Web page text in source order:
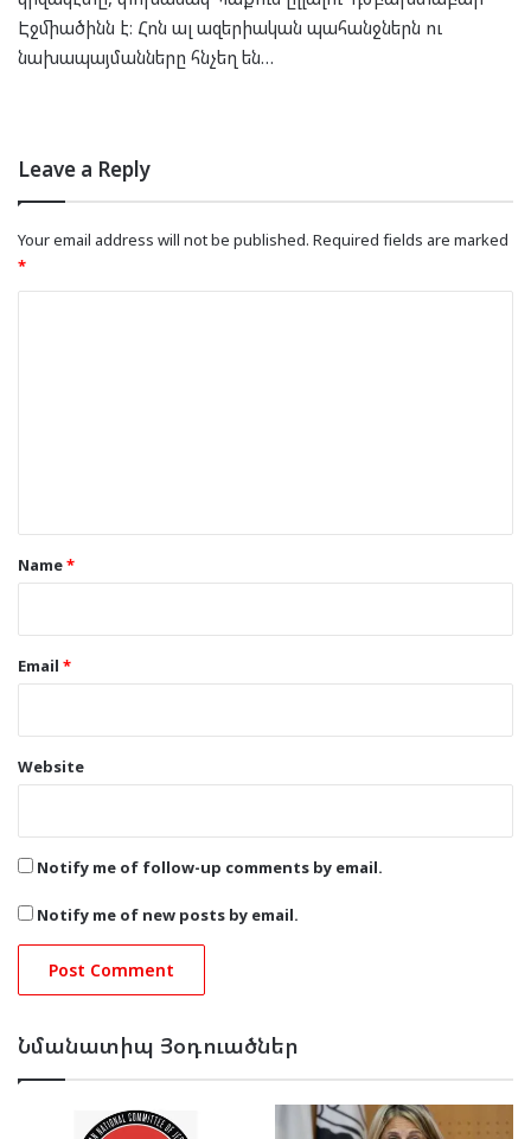
Էջմիածինն է։ Հոն ալ ազերիական պահանջներն ու
նախապայմանները հնչեղ են…
Leave a Reply
Your email address will not be published. Required fields are marked
*
*Name*
Email *
Website
Notify me of follow-up comments by email.
Notify me of new posts by email.
Նմանատիպ Յօդուածներ